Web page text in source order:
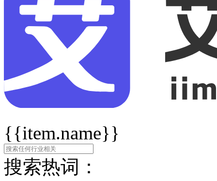
{{item.name}}
搜索热词：